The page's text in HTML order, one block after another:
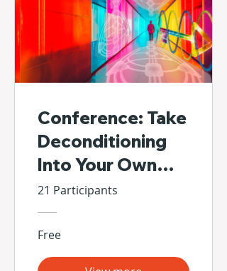
Conference: Take
Deconditioning
Into Your Own
Hands
21 Participants
Free